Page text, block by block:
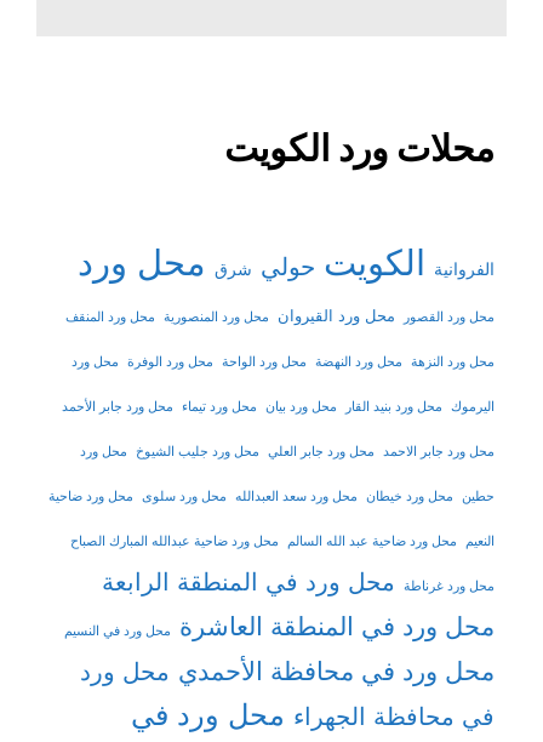
محلات ورد الكويت
الفروانية الكويت حولي شرق محل ورد
محل ورد القصور محل ورد القيروان محل ورد المنصورية محل ورد المنقف
محل ورد النزهة محل ورد النهضة محل ورد الواحة محل ورد الوفرة محل ورد
اليرموك محل ورد بنيد القار محل ورد بيان محل ورد تيماء محل ورد جابر الأحمد
محل ورد جابر الاحمد محل ورد جابر العلي محل ورد جليب الشيوخ محل ورد
حطين محل ورد خيطان محل ورد سعد العبدالله محل ورد سلوى محل ورد ضاحية
النعيم محل ورد ضاحية عبد الله السالم محل ورد ضاحية عبدالله المبارك الصباح
محل ورد غرناطة
محل ورد في المنطقة الرابعة
محل ورد في المنطقة العاشرة
محل ورد في النسيم
محل ورد في محافظة الأحمدي محل ورد
في محافظة الجهراء محل ورد في